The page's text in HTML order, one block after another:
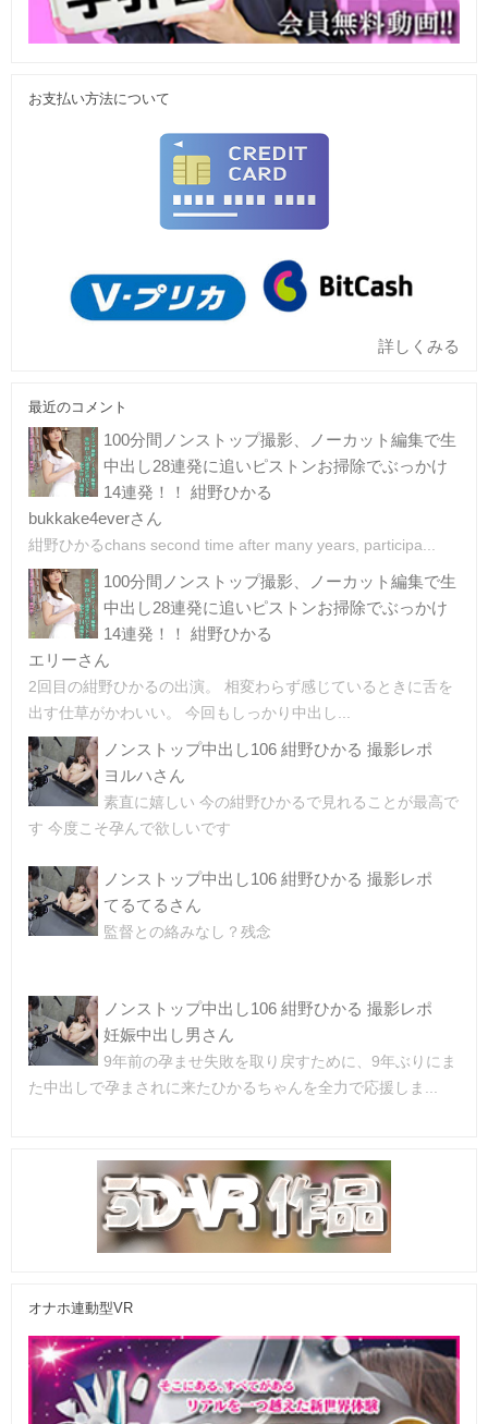
お支払い方法について
詳しくみる
最近のコメント
100分間ノンストップ撮影、ノーカット編集で生
中出し28連発に追いピストンお掃除でぶっかけ
14連発！！ 紺野ひかる
bukkake4everさん
紺野ひかるchans second time after many years, participa...
100分間ノンストップ撮影、ノーカット編集で生
中出し28連発に追いピストンお掃除でぶっかけ
14連発！！ 紺野ひかる
エリーさん
2回目の紺野ひかるの出演。 相変わらず感じているときに舌を
出す仕草がかわいい。 今回もしっかり中出し...
ノンストップ中出し106 紺野ひかる 撮影レポ
ヨルハさん
素直に嬉しい 今の紺野ひかるで見れることが最高で
す 今度こそ孕んで欲しいです
ノンストップ中出し106 紺野ひかる 撮影レポ
てるてるさん
監督との絡みなし？残念
ノンストップ中出し106 紺野ひかる 撮影レポ
妊娠中出し男さん
9年前の孕ませ失敗を取り戻すために、9年ぶりにま
た中出しで孕まされに来たひかるちゃんを全力で応援しま...
オナホ連動型VR